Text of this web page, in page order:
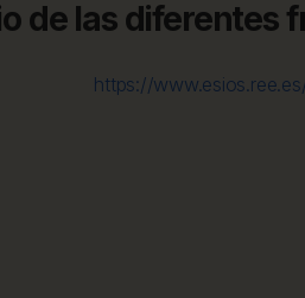
de las diferentes
https://